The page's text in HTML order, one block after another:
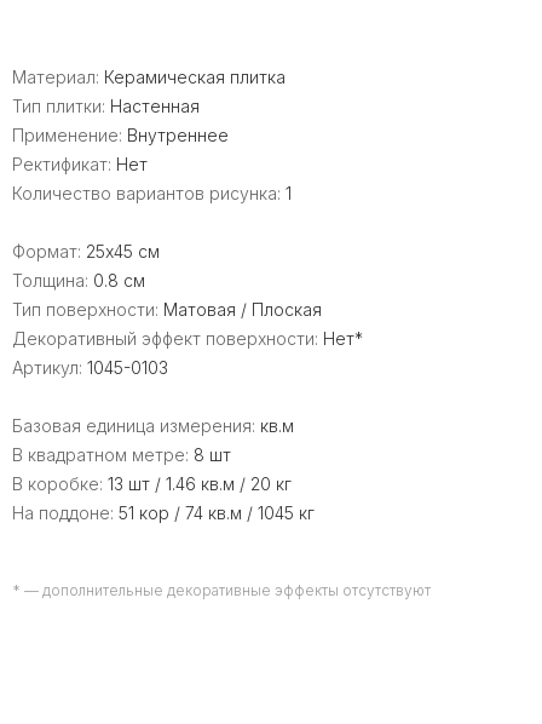
Материал: Керамическая плитка
Тип плитки: Настенная
Применение: Внутреннее
Ректификат: Нет
Количество вариантов рисунка: 1
Формат: 25x45 см
Толщина: 0.8 см
Тип поверхности: Матовая / Плоская
Декоративный эффект поверхности: Нет*
Артикул: 1045-0103
Базовая единица измерения: кв.м
В квадратном метре: 8 шт
В коробке: 13 шт / 1.46 кв.м / 20 кг
На поддоне: 51 кор / 74 кв.м / 1045 кг
* — дополнительные декоративные эффекты отсутствуют